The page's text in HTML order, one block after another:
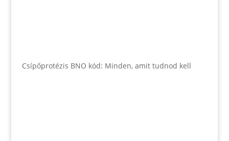
Csípőprotézis BNO kód: Minden, amit tudnod kell